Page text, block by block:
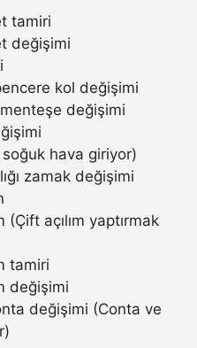
tamiri
değişimi
kol değişimi
değişimi
hava giriyor)
zamak değişimi
(Çift açılım yaptırmak
tamiri
değişimi
değişimi (Conta ve